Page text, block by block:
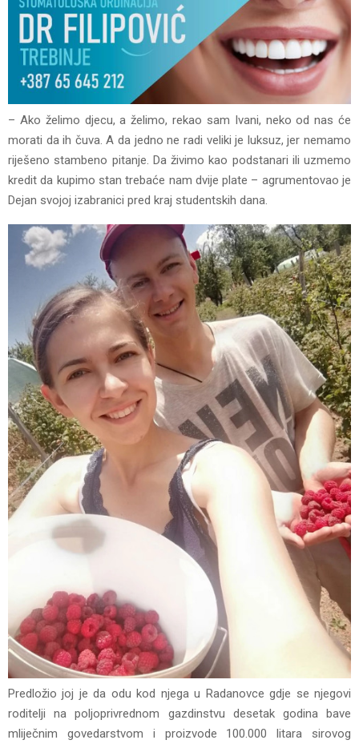
– Ako želimo djecu, a želimo, rekao sam Ivani, neko od nas će
morati da ih čuva. A da jedno ne radi veliki je luksuz, jer nemamo
riješeno stambeno pitanje. Da živimo kao podstanari ili uzmemo
kredit da kupimo stan trebaće nam dvije plate – agrumentovao je
Dejan svojoj izabranici pred kraj studentskih dana.
Predložio joj je da odu kod njega u Radanovce gdje se njegovi
roditelji na poljoprivrednom gazdinstvu desetak godina bave
mliječnim govedarstvom i proizvode 100.000 litara sirovog